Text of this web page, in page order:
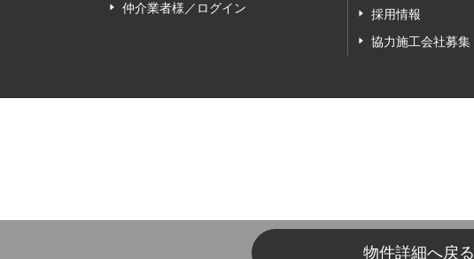
物件詳細へ戻る
仲介業者様／ログイン
採用情報
協力施工会社募集